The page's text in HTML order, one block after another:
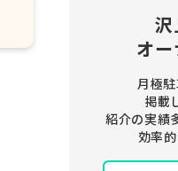
オ
月極
掲載
紹介の実績
効率